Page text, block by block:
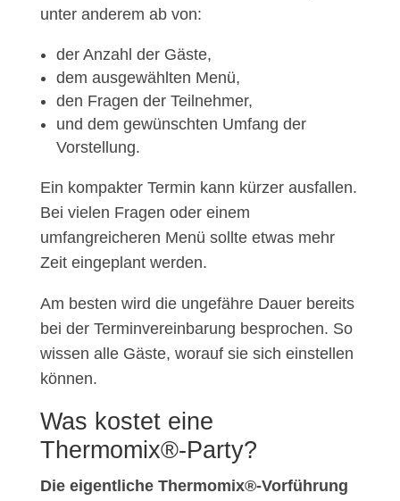
unter anderem ab von:
der Anzahl der Gäste,
dem ausgewählten Menü,
den Fragen der Teilnehmer,
und dem gewünschten Umfang der
Vorstellung.
Ein kompakter Termin kann kürzer ausfallen.
Bei vielen Fragen oder einem
umfangreicheren Menü sollte etwas mehr
Zeit eingeplant werden.
Am besten wird die ungefähre Dauer bereits
bei der Terminvereinbarung besprochen. So
wissen alle Gäste, worauf sie sich einstellen
können.
Was kostet eine
Thermomix®-Party?
Die eigentliche Thermomix®-Vorführung